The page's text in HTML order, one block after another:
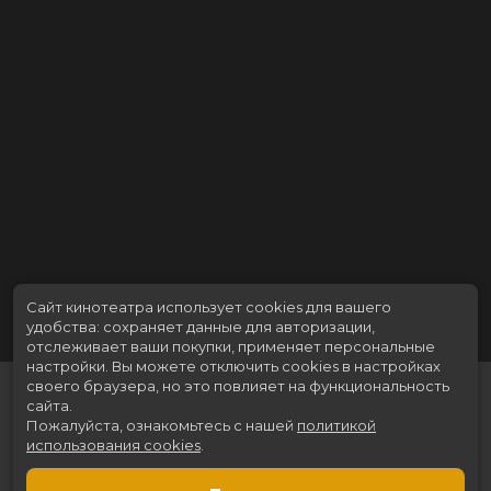
Сайт кинотеатра использует cookies для вашего
удобства: сохраняет данные для авторизации,
отслеживает ваши покупки, применяет персональные
настройки. Вы можете отключить cookies в настройках
своего браузера, но это повлияет на функциональность
сайта.
Пожалуйста, ознакомьтесь с нашей политикой
использования cookies